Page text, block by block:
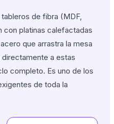
de fibra (MDF,
con platinas calefactadas
que arrastra la mesa
a estas
completo. Es uno de los
de toda la